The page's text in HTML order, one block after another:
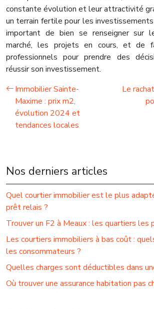
constante évolution et leur attractivité
un terrain fertile pour les
important de bien se renseigner sur
marché, les projets en cours, et de
professionnels pour prendre des
réussir son investissement.
Immobilier Sainte-
Maxime : prix m2,
évolution 2024 et
tendances locales
Le
Nos derniers articles
Quel courtier immobilier est le plus
prêt relais ?
Trouver un F2 à Meaux : les quartiers les
Les courtiers immobiliers à bas coût :
les consommateurs ?
Quelles charges sont déductibles dans
Où trouver une assurance habitation pas